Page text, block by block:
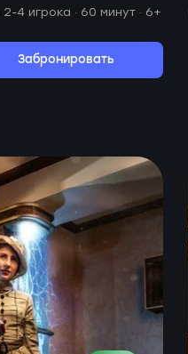
2-4 игрока · 60 минут · 6+
Забронировать